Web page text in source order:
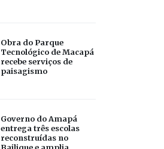
Obra do Parque
Tecnológico de Macapá
recebe serviços de
paisagismo
Governo do Amapá
entrega três escolas
reconstruídas no